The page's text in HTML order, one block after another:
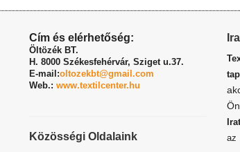
Cím és elérhetőség:
Öltözék BT.
H. 8000 Székesfehérvár, Sziget u.37.
E-mail:oltozekbt@gmail.com
Web.: www.textilcenter.hu
Közösségi Oldalaink